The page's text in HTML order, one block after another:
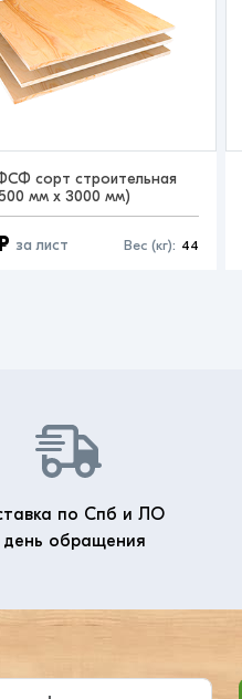
сорт строительная
мм x 3000 мм)
за лист Вес (кг): 44
по Спб и ЛО
день обращения